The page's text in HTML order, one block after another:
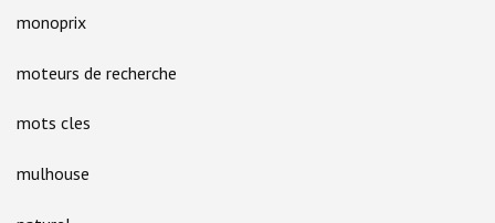
monoprix
moteurs de recherche
mots cles
mulhouse